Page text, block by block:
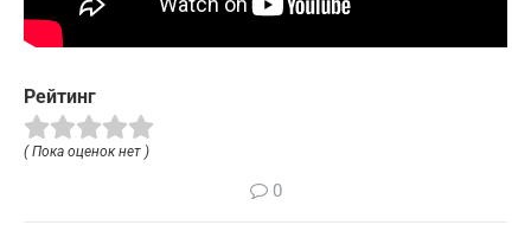
Рейтинг
( Пока оценок нет )
0